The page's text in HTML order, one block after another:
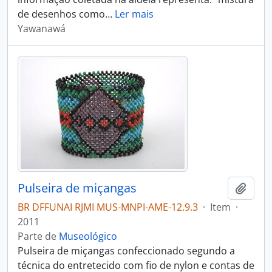
de desenhos como… Ler mais
Yawanawá
Pulseira de miçangas
BR DFFUNAI RJMI MUS-MNPI-AME-12.9.3 · Item ·
2011
Parte de Museológico
Pulseira de miçangas confeccionado segundo a
técnica do entretecido com fio de nylon e contas de